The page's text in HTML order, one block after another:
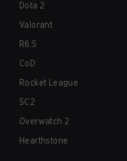
Dota 2
Valorant
R6:S
CoD
Rocket League
SC2
Overwatch 2
Hearthstone